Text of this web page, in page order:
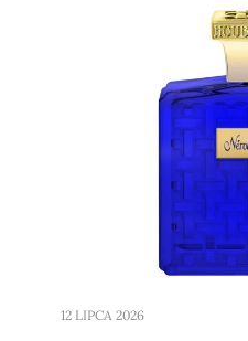
12 LIPCA 2026